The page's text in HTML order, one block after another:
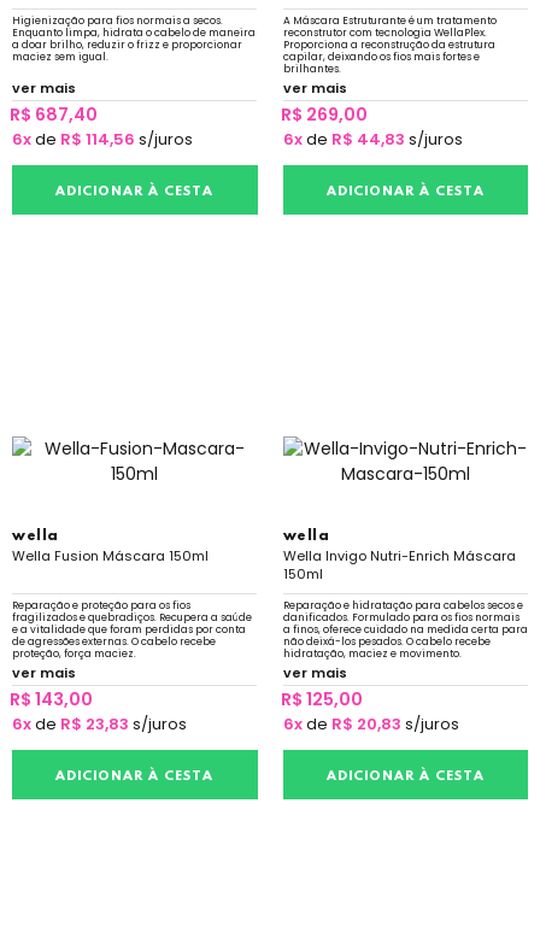
Higienização para fios normais a secos.
Enquanto limpa, hidrata o cabelo de maneira
a doar brilho, reduzir o frizz e proporcionar
maciez sem igual.
ver mais
R$ 687,40
6xde R$ 114,56 s/juros
ADICIONAR À CESTA
A Máscara Estruturante é um tratamento
reconstrutor com tecnologia WellaPlex.
Proporciona a reconstrução da estrutura
capilar, deixando os fios mais fortes e
brilhantes.
ver mais
R$ 269,00
6xde R$ 44,83 s/juros
ADICIONAR À CESTA
wella
Wella Fusion Máscara 150ml
Reparação e proteção para os fios
fragilizados e quebradiços. Recupera a saúde
e a vitalidade que foram perdidas por conta
de agressões externas. O cabelo recebe
proteção, força maciez.
ver mais
R$ 143,00
6xde R$ 23,83 s/juros
ADICIONAR À CESTA
wella
Wella Invigo Nutri-Enrich Máscara
150ml
Reparação e hidratação para cabelos secos e
danificados. Formulado para os fios normais
a finos, oferece cuidado na medida certa para
não deixá-los pesados. O cabelo recebe
hidratação, maciez e movimento.
ver mais
R$ 125,00
6xde R$ 20,83 s/juros
ADICIONAR À CESTA